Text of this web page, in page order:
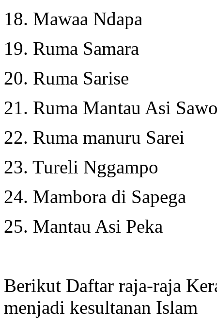
18. Mawaa Ndapa
19. Ruma Samara
20. Ruma Sarise
21. Ruma Mantau Asi
22. Ruma manuru Sarei
23. Tureli Nggampo
24. Mambora di Sapega
25. Mantau Asi Peka
Berikut Daftar raja-raja
menjadi kesultanan Islam